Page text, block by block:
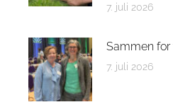
7. juli 2026
Sammen
7. juli 2026